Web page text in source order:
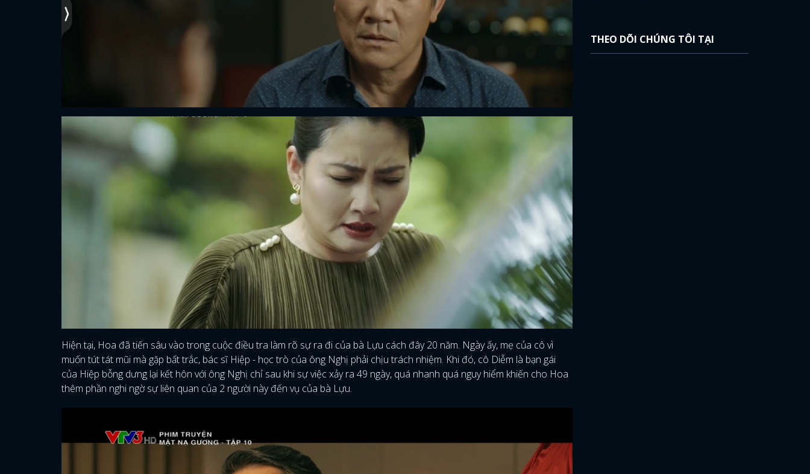
ĐĂNG NHẬP
FACEBOOK
Hiện tại, Hoa đã tiến sâu vào trong cuộc điều tra làm rõ sự ra đi của bà Lựu cách đây 20 năm. Ngày ấy, mẹ của cô vì
muốn tút tát mũi mà gặp bất trắc, bác sĩ Hiệp - học trò của ông Nghị phải chịu trách nhiệm. Khi đó, cô Diễm là bạn gái
của Hiệp bỗng dưng lại kết hôn với ông Nghị chỉ sau khi sự việc xảy ra 49 ngày, quá nhanh quá nguy hiểm khiến cho Hoa
thêm phần nghi ngờ sự liên quan của 2 người này đến vụ của bà Lựu.
THEO DÕI CHÚNG TÔI TẠI